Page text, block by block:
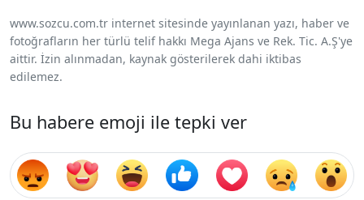
www.sozcu.com.tr internet sitesinde yayınlanan yazı, haber ve
fotoğrafların her türlü telif hakkı Mega Ajans ve Rek. Tic. A.Ş'ye
aittir. İzin alınmadan, kaynak gösterilerek dahi iktibas
edilemez.
Bu habere emoji ile tepki ver